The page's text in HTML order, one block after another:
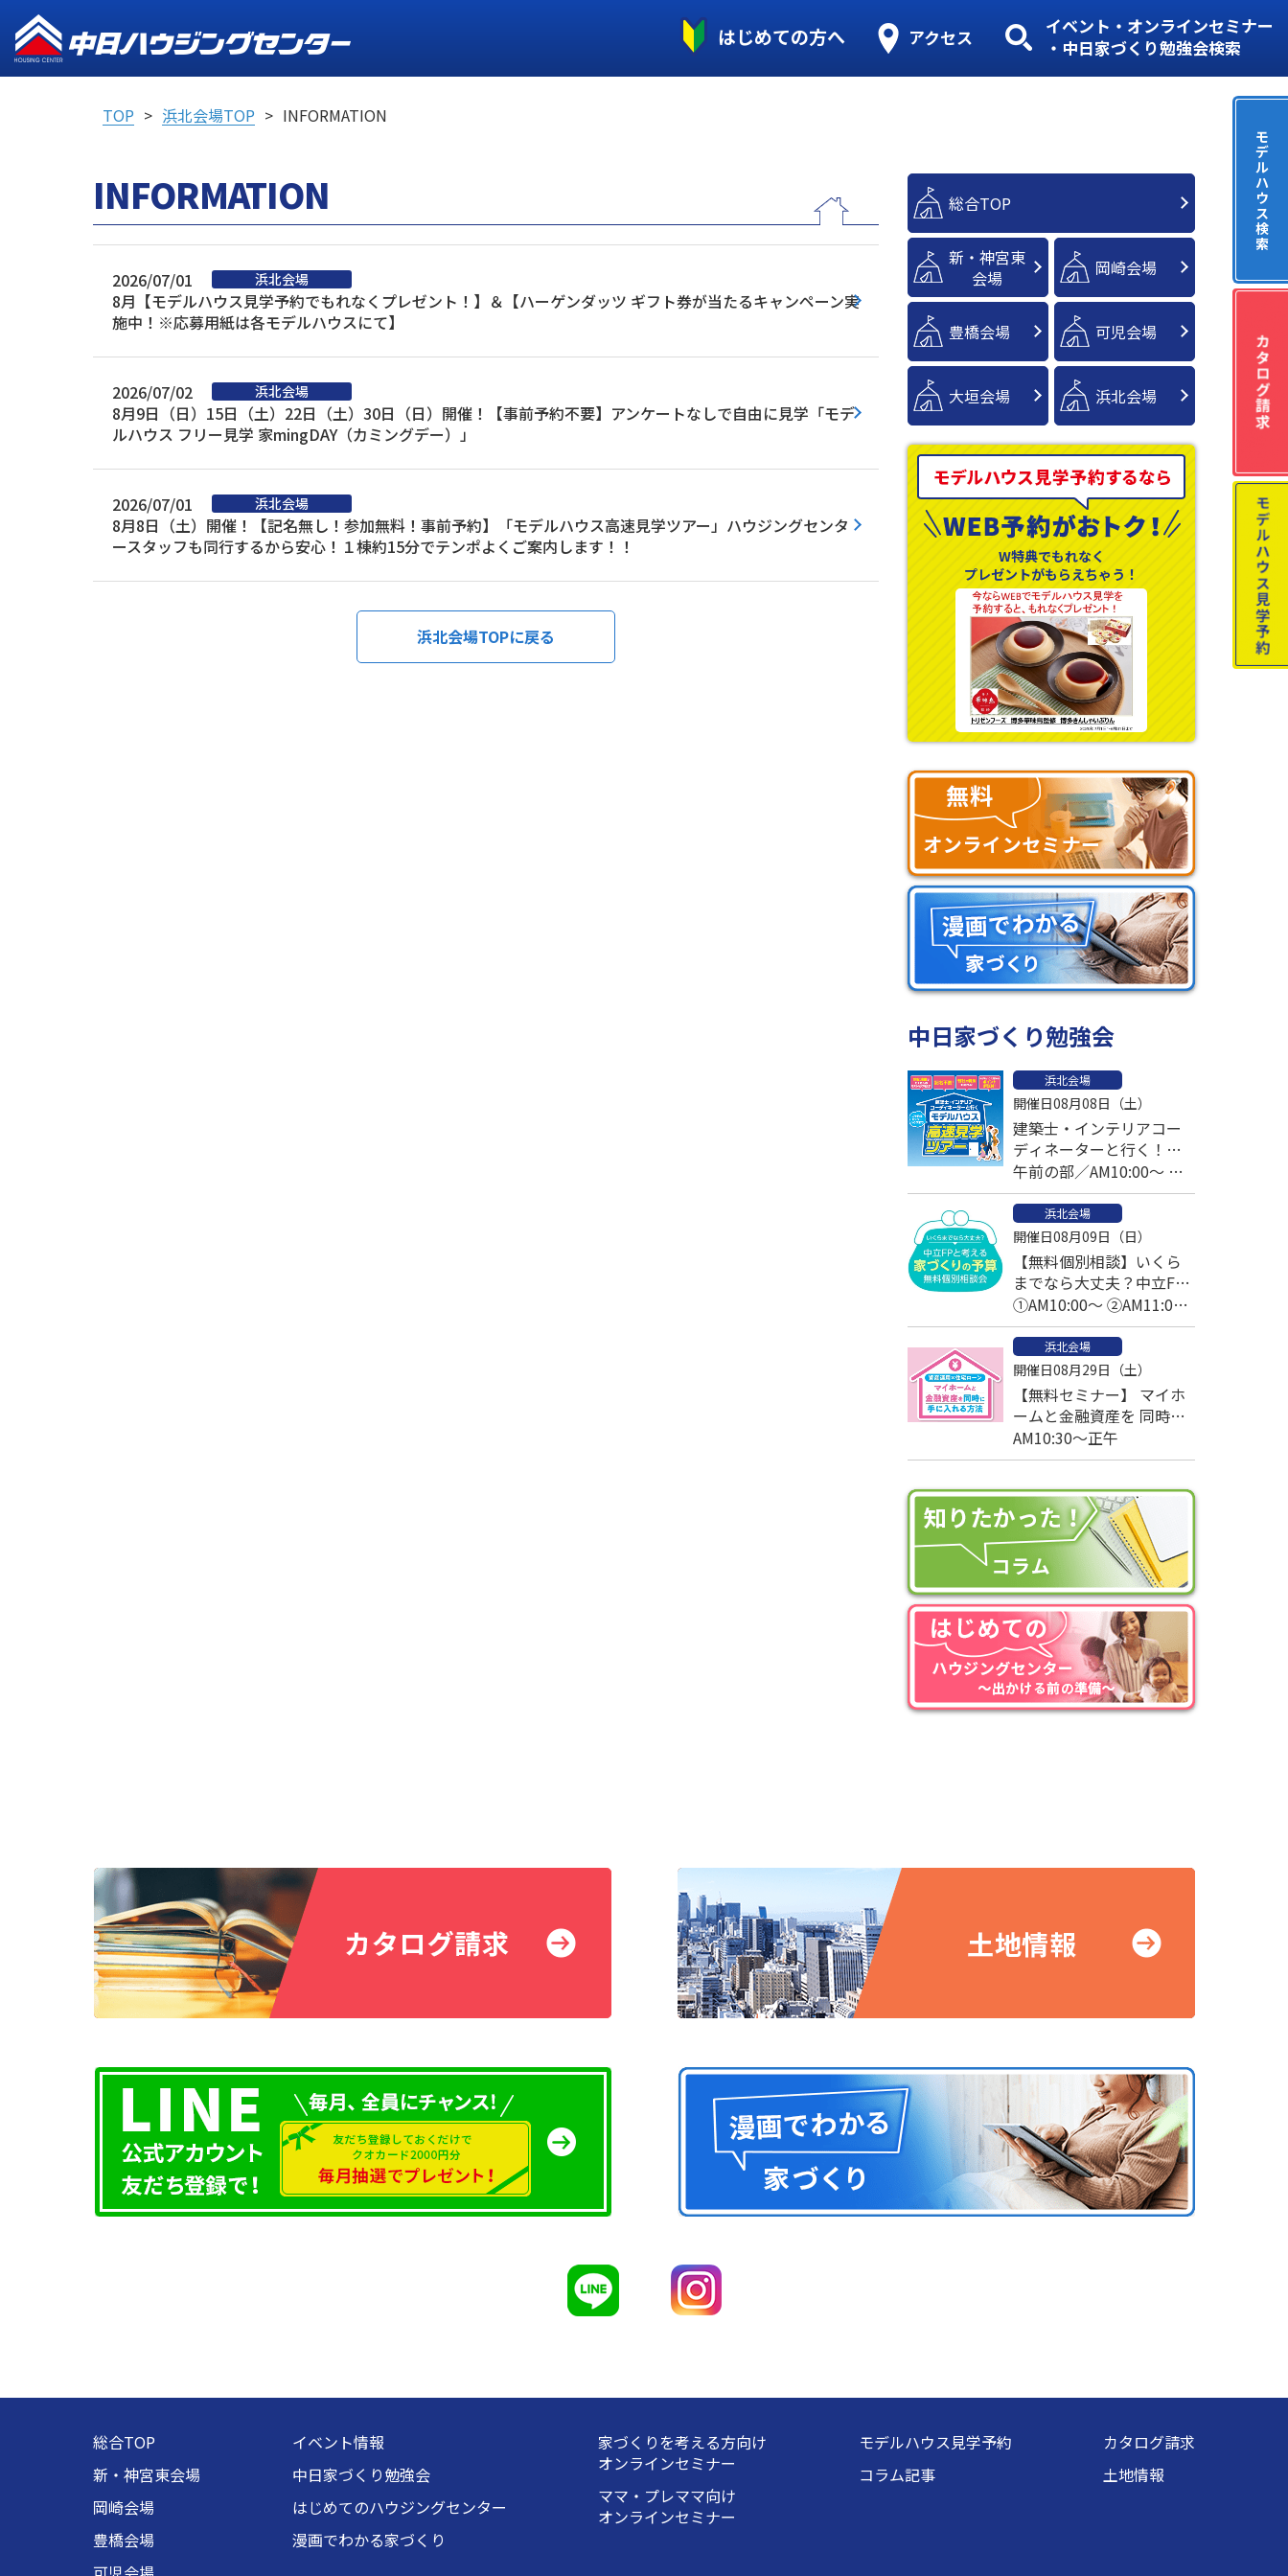
はじめての方へ アクセス
イベント・オンラインセミナー
・中日家づくり勉強会検索
TOP 浜北会場TOP INFORMATION
INFORMATION
2026/07/01
8月【モデルハウス見学予約でもれなくプレゼント！】＆【ハーゲンダッツ ギフト券が当たるキャンペーン実
施中！※応募用紙は各モデルハウスにて】
2026/07/02
8月9日（日）15日（土）22日（土）30日（日）開催！【事前予約不要】アンケートなしで自由に見学「モデ
ルハウス フリー見学 家mingDAY（カミングデー）」
2026/07/01
8月8日（土）開催！【記名無し！参加無料！事前予約】「モデルハウス高速見学ツアー」ハウジングセンタ
ースタッフも同行するから安心！１棟約15分でテンポよくご案内します！！
浜北会場TOPに戻る
総合TOP
新・神宮東
会場
岡崎会場
豊橋会場 可児会場
大垣会場 浜北会場
W特典でもれなく
プレゼントがもらえちゃう！
中日家づくり勉強会
浜北会場
開催日08月08日（土）
建築士・インテリアコー
ディネーターと行く！モ
デルハウス高速見学ツア
ー
午前の部／AM10:00～ 午
後の部／PM1:00～
浜北会場
開催日08月09日（日）
【無料個別相談】いくら
までなら大丈夫？中立FP
と考える家づくりの予算
①AM10:00～ ②AM11:00
～
浜北会場
開催日08月29日（土）
【無料セミナー】 マイホ
ームと金融資産を 同時に
手に入れる方法
AM10:30～正午
モ
デ
ル
ハ
ウ
ス
検
索
総合TOP
新・神宮東会場
岡崎会場
豊橋会場
イベント情報
中日家づくり勉強会
はじめてのハウジングセンター
漫画でわかる家づくり
家づくりを考える方向け
オンラインセミナー
ママ・プレママ向け
オンラインセミナー
モデルハウス見学予約
コラム記事
カタログ請求
土地情報